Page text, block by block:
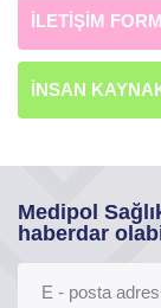
İLETİŞİM
İNSAN
Medipol
haberdar